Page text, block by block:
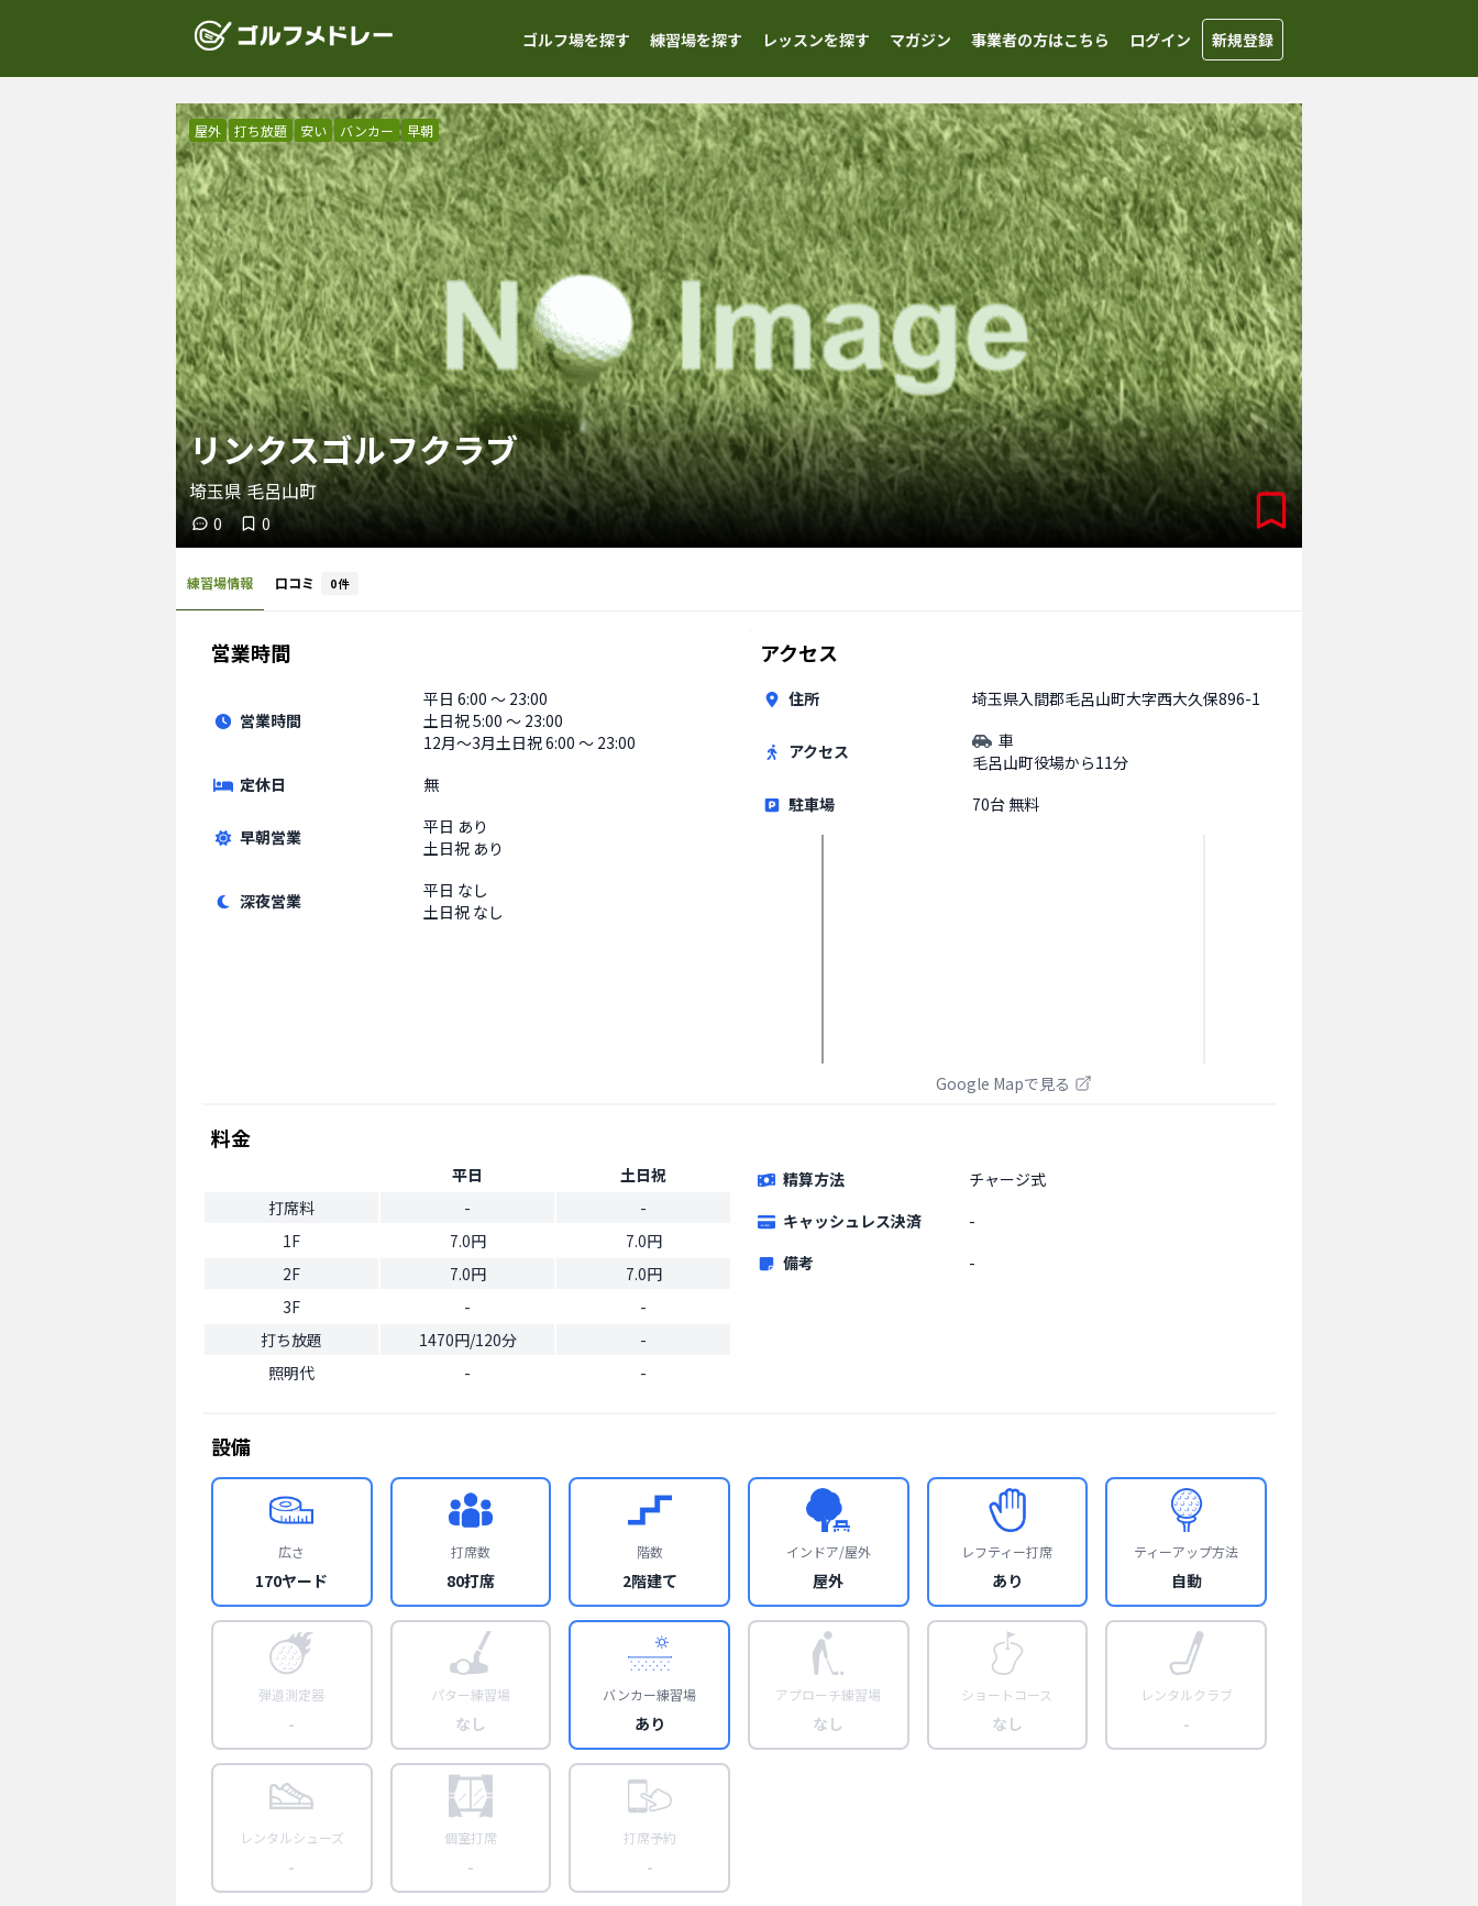
ゴルフ場を探す 練習場を探す レッスンを探す マガジン 事業者の方はこちら ログイン 新規登録
屋外 打ち放題 安い バンカー 早朝
リンクスゴルフクラブ
埼玉県 毛呂山町
0 0
練習場情報 口コミ 0件
営業時間
営業時間
平日 6:00 〜 23:00
土日祝5:00 〜 23:00
12月〜3月土日祝 6:00 〜 23:00
定休日
無
早朝営業 平日 あり
土日祝 あり
深夜営業 平日 なし
土日祝 なし
アクセス
住所 埼玉県入間郡毛呂山町大字西大久保896-1
アクセス
車
毛呂山町役場から11分
駐車場
70台 無料
Google Mapで見る
料金
平日
土日祝
打席料
-
-
1F
7.0円
7.0円
2F
7.0円
7.0円
3F
-
-
打ち放題
1470円/120分
-
照明代
- -
精算方法
チャージ式
キャッシュレス決済
-
備考
-
設備
広さ
170ヤード
打席数
80打席
階数
2階建て
インドア/屋外
屋外
レフティー打席
あり
ティーアップ方法
自動
弾道測定器
-
パター練習場
なし
バンカー練習場
あり
アプローチ練習場
なし
ショートコース
なし
レンタルクラブ
-
レンタルシューズ
-
個室打席
-
打席予約
-